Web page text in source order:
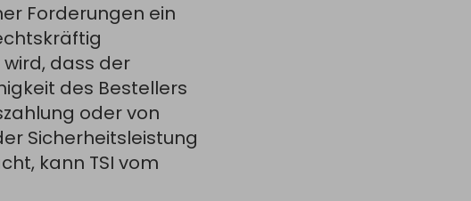
Forderungen ein
dass der
des Bestellers
oder von
Sicherheitsleistung
kann TSI vom